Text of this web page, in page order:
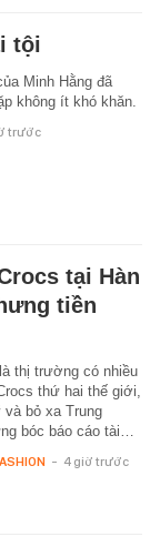
tội
Minh Hằng đã
không ít khó khăn.
trước
tại Hàn
tiền
thị trường có nhiều
thứ hai thế giới,
và bỏ xa Trung
bóc báo cáo tài…
- 4 giờ trước